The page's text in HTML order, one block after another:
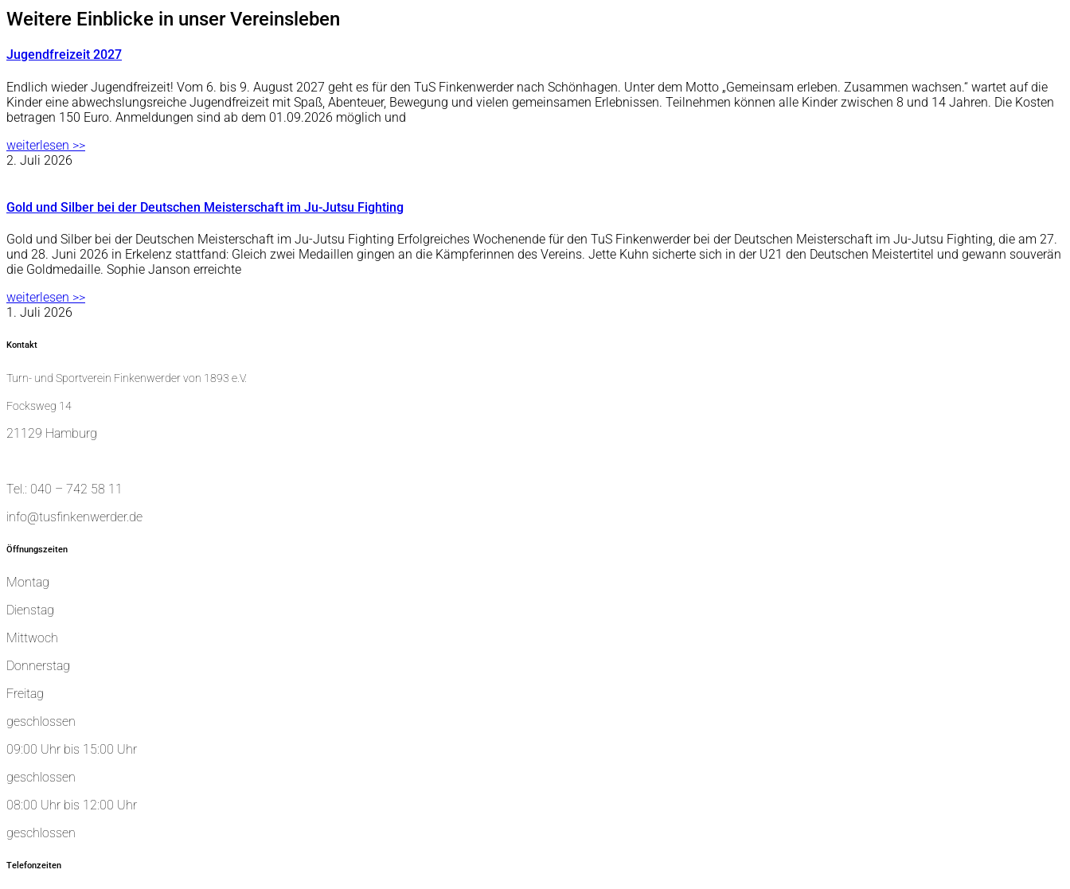
Weitere Einblicke in unser Vereinsleben
Jugendfreizeit 2027
Endlich wieder Jugendfreizeit! Vom 6. bis 9. August 2027 geht es für den TuS Finkenwerder nach Schönhagen. Unter dem Motto „Gemeinsam erleben. Zusammen wachsen.“ wartet auf die
Kinder eine abwechslungsreiche Jugendfreizeit mit Spaß, Abenteuer, Bewegung und vielen gemeinsamen Erlebnissen. Teilnehmen können alle Kinder zwischen 8 und 14 Jahren. Die Kosten
betragen 150 Euro. Anmeldungen sind ab dem 01.09.2026 möglich und
weiterlesen >>
2. Juli 2026
Gold und Silber bei der Deutschen Meisterschaft im Ju-Jutsu Fighting
Gold und Silber bei der Deutschen Meisterschaft im Ju-Jutsu Fighting Erfolgreiches Wochenende für den TuS Finkenwerder bei der Deutschen Meisterschaft im Ju-Jutsu Fighting, die am 27.
und 28. Juni 2026 in Erkelenz stattfand: Gleich zwei Medaillen gingen an die Kämpferinnen des Vereins. Jette Kuhn sicherte sich in der U21 den Deutschen Meistertitel und gewann souverän
die Goldmedaille. Sophie Janson erreichte
weiterlesen >>
1. Juli 2026
Kontakt
Turn- und Sportverein Finkenwerder von 1893 e.V.
Focksweg 14
21129 Hamburg
Tel.: 040 – 742 58 11
info@tusfinkenwerder.de
Öffnungszeiten
Montag
Dienstag
Mittwoch
Donnerstag
Freitag
geschlossen
09:00 Uhr bis 15:00 Uhr
geschlossen
08:00 Uhr bis 12:00 Uhr
geschlossen
Telefonzeiten